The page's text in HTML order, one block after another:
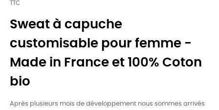
TTC
Sweat à capuche
customisable pour femme -
Made in France et 100% Coton
bio
Après plusieurs mois de développement nous sommes arrivés